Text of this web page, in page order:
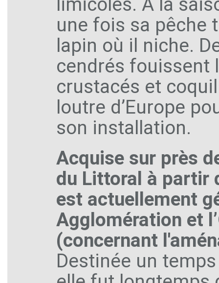
une fois sa pêche
lapin où il niche.
cendrés fouissent
crustacés et
loutre d’Europe
son installation.
Acquise sur près
du Littoral à partir
est actuellement
Agglomération et
(concernant
Destinée un